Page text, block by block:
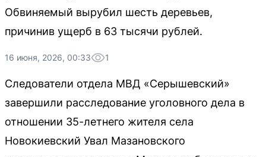
Обвиняемый вырубил шесть деревьев,
причинив ущерб в 63 тысячи рублей.
16 июня, 2026, 00:33 1
Следователи отдела МВД «Серышевский»
завершили расследование уголовного дела в
отношении 35-летнего жителя села
Новокиевский Увал Мазановского